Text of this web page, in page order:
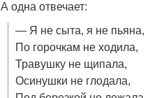
А одна отвечает:
— Я не сыта, я не пьяна,
По горочкам не ходила,
Травушку не щипала,
Осинушки не глодала,